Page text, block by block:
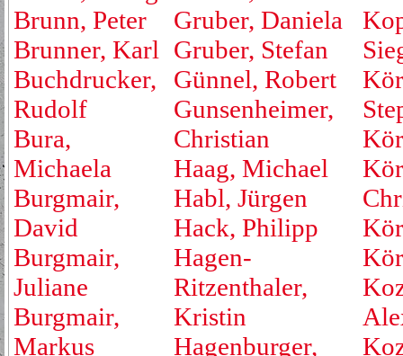
Brunn, Peter
Brunner, Karl
Buchdrucker,
Rudolf
Bura,
Michaela
Burgmair,
David
Burgmair,
Juliane
Burgmair,
Markus
Gruber, Daniela
Gruber, Stefan
Günnel, Robert
Gunsenheimer,
Christian
Haag, Michael
Habl, Jürgen
Hack, Philipp
Hagen-
Ritzenthaler,
Kristin
Hagenburger,